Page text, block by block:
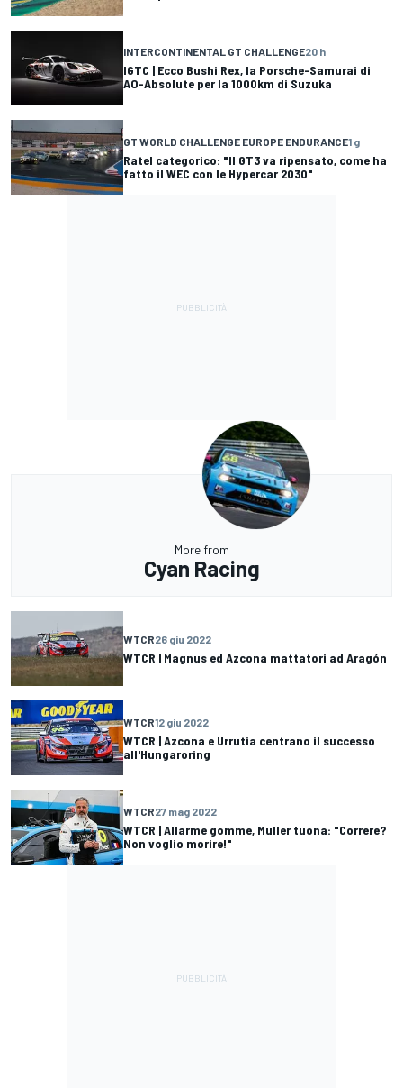
INTERCONTINENTAL GT CHALLENGE20 h
IGTC | Ecco Bushi Rex, la Porsche-Samurai di
AO-Absolute per la 1000km di Suzuka
GT WORLD CHALLENGE EUROPE ENDURANCE1 g
Ratel categorico: "Il GT3 va ripensato, come ha
fatto il WEC con le Hypercar 2030"
More from
Cyan Racing
WTCR26 giu 2022
WTCR | Magnus ed Azcona mattatori ad Aragón
WTCR12 giu 2022
WTCR | Azcona e Urrutia centrano il successo
all'Hungaroring
WTCR27 mag 2022
WTCR | Allarme gomme, Muller tuona: "Correre?
Non voglio morire!"